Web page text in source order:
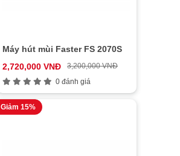
Máy hút mùi Faster FS 2070S
2,720,000 VNĐ
3,200,000 VNĐ
0 đánh giá
Giảm 15%